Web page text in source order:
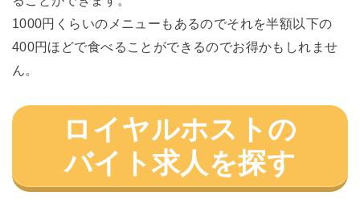
1000円くらいのメニューもあるのでそれを半額以下の
400円ほどで食べることができるのでお得かもしれませ
ん。
ロイヤルホストの
バイト求人を探す